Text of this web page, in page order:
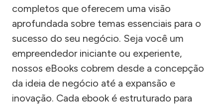
completos que oferecem uma visão
aprofundada sobre temas essenciais para o
sucesso do seu negócio. Seja você um
empreendedor iniciante ou experiente,
nossos eBooks cobrem desde a concepção
da ideia de negócio até a expansão e
inovação. Cada ebook é estruturado para